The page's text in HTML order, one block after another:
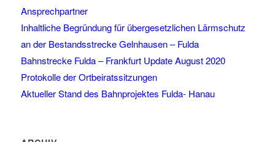
Ansprechpartner
Inhaltliche Begründung für übergesetzlichen Lärmschutz
an der Bestandsstrecke Gelnhausen – Fulda
Bahnstrecke Fulda – Frankfurt Update August 2020
Protokolle der Ortbeiratssitzungen
Aktueller Stand des Bahnprojektes Fulda- Hanau